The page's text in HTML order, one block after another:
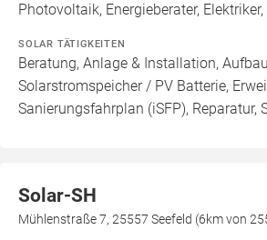
Photovoltaik, Energieberater,
SOLAR TÄTIGKEITEN
Beratung, Anlage & Installation,
Solarstromspeicher / PV Batterie,
Sanierungsfahrplan (iSFP),
Solar-SH
Mühlenstraße 7, 25557 Seefeld (6km von